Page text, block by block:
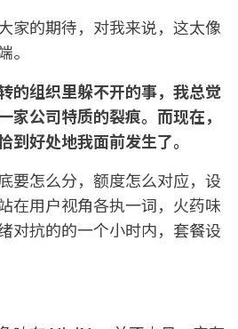
家的期待，对我来说，这太像
。
的组织里躲不开的事，我总觉
家公司特质的裂痕。而现在，
到好处地我面前发生了。
要怎么分，额度怎么对应，设
在用户视角各执一词，火药味
对抗的的一个小时内，套餐设